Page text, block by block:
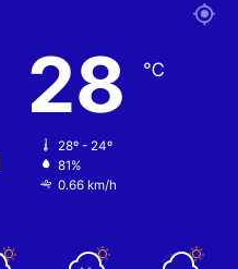
28 ℃
28º - 24º
81%
0.66 km/h